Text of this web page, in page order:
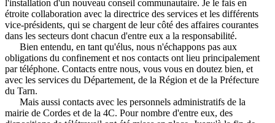
l'installation d'un nouveau conseil communautaire. Je le fais en
étroite collaboration avec la directrice des services et les différents
vice-présidents, qui se chargent de leur côté des affaires courantes
dans les secteurs dont chacun d'entre eux a la responsabilité.
Bien entendu, en tant qu'élus, nous n'échappons pas aux
obligations du confinement et nos contacts ont lieu principalement
par téléphone. Contacts entre nous, vous vous en doutez bien, et
avec les services du Département, de la Région et de la Préfecture
du Tarn.
Mais aussi contacts avec les personnels administratifs de la
mairie de Cordes et de la 4C. Pour nombre d'entre eux, des